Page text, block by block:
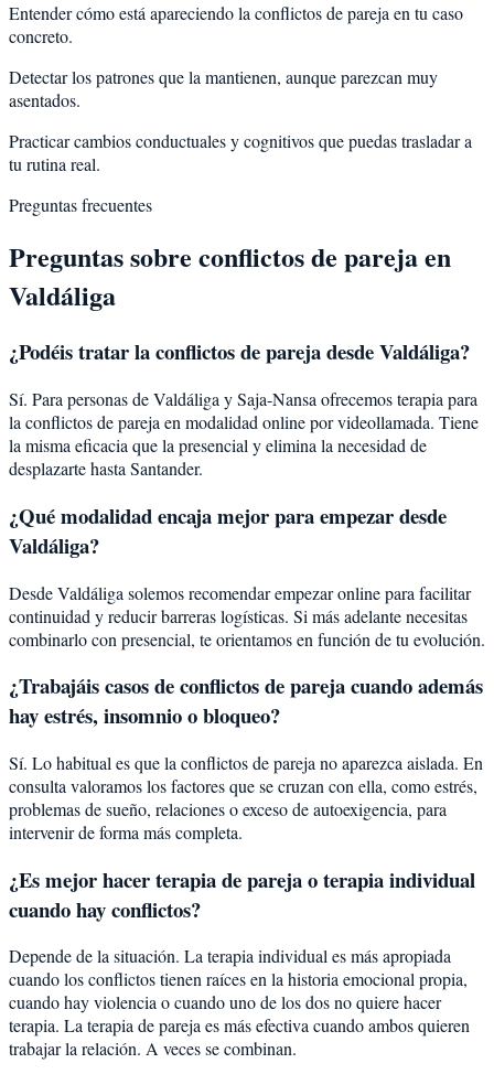
Entender cómo está apareciendo la conflictos de pareja en tu caso
concreto.
Detectar los patrones que la mantienen, aunque parezcan muy
asentados.
Practicar cambios conductuales y cognitivos que puedas trasladar a
tu rutina real.
Preguntas frecuentes
Preguntas sobre conflictos de parejaen
Valdáliga
¿Podéis tratar laconflictos de parejadesdeValdáliga?
Sí. Para personas de Valdáliga y Saja-Nansa ofrecemos terapia para
la conflictos de pareja en modalidad online por videollamada. Tiene
la misma eficacia que la presencial y elimina la necesidad de
desplazarte hasta Santander.
¿Qué modalidad encaja mejor para empezar desde
Valdáliga?
Desde Valdáliga solemos recomendar empezar online para facilitar
continuidad y reducir barreras logísticas. Si más adelante necesitas
combinarlo con presencial, te orientamos en función de tu evolución.
¿Trabajáis casos de conflictos de pareja cuando además
hay estrés, insomnio o bloqueo?
Sí. Lo habitual es que la conflictos de pareja no aparezca aislada. En
consulta valoramos los factores que se cruzan con ella, como estrés,
problemas de sueño, relaciones o exceso de autoexigencia, para
intervenir de forma más completa.
¿Es mejor hacer terapia de pareja o terapia individual
cuando hay conflictos?
Depende de la situación. La terapia individual es más apropiada
cuando los conflictos tienen raíces en la historia emocional propia,
cuando hay violencia o cuando uno de los dos no quiere hacer
terapia. La terapia de pareja es más efectiva cuando ambos quieren
trabajar la relación. A veces se combinan.